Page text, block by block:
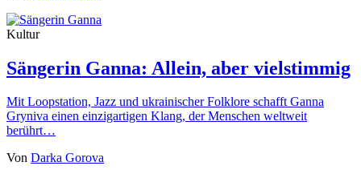
Kultur
Sängerin Ganna: Allein, aber vielstimmig
Mit Loopstation, Jazz und ukrainischer Folklore schafft Ganna
Gryniva einen einzigartigen Klang, der Menschen weltweit
berührt…
Von Darka Gorova